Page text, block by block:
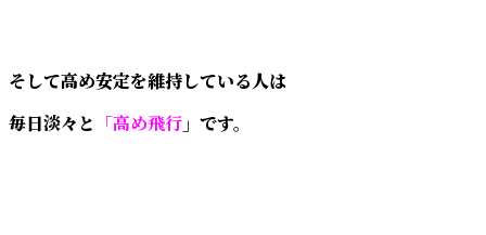
そして高め安定を維持している人は
毎日淡々と 「高め飛行 」です。